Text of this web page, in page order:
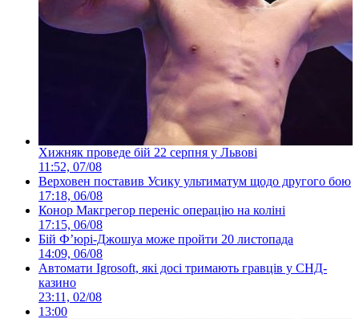
Хижняк проведе бій 22 серпня у Львові
11:52, 07/08
Верховен поставив Усику ультиматум щодо другого бою
17:18, 06/08
Конор Макгрегор переніс операцію на коліні
17:15, 06/08
Бій Ф’юрі-Джошуа може пройти 20 листопада
14:09, 06/08
Автомати Igrosoft, які досі тримають гравців у СНД-
казино
23:11, 02/08
13:00